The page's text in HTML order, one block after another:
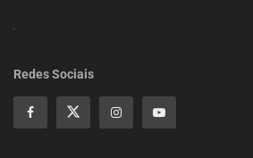
Redes Sociais